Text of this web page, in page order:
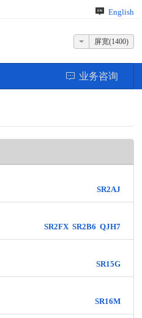
English
屏宽(1400)
业务咨询
SR2AJ
SR2FX SR2B6 QJH7
SR15G
SR16M